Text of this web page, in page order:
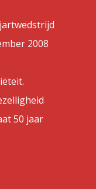
2008
50 jaar